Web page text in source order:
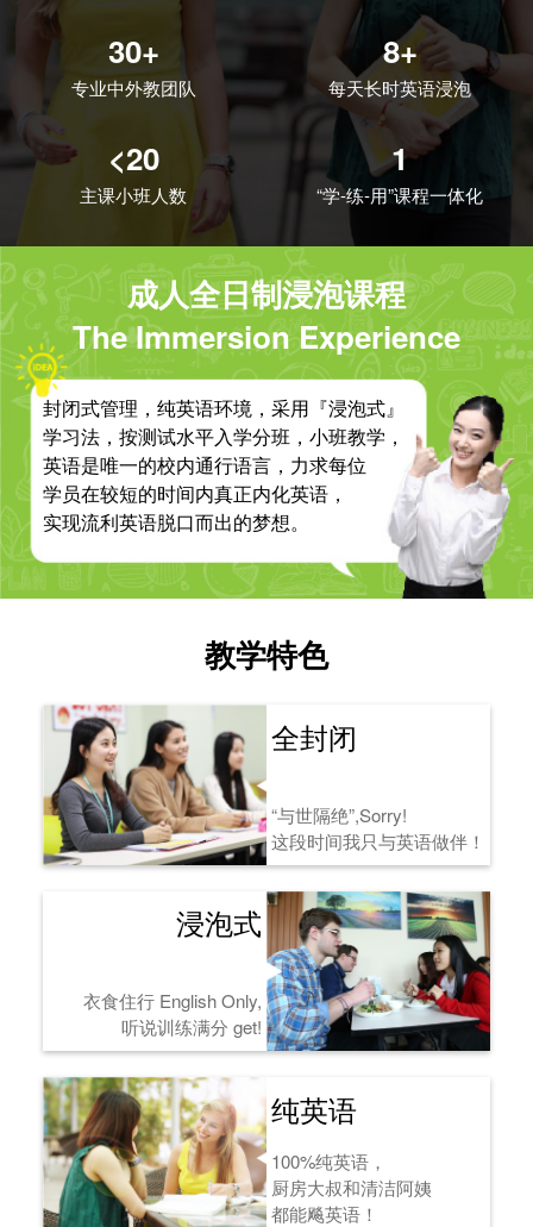
30+
专业中外教团队
8+
每天长时英语浸泡
<20
主课小班人数
1
“学-练-用”课程一体化
成人全日制浸泡课程
The Immersion Experience
封闭式管理，纯英语环境，采用『浸泡式』
学习法，按测试水平入学分班，小班教学，
英语是唯一的校内通行语言，力求每位
学员在较短的时间内真正内化英语，
实现流利英语脱口而出的梦想。
教学特色
全封闭
“与世隔绝”,Sorry!
这段时间我只与英语做伴！
浸泡式
衣食住行 English Only,
听说训练满分 get!
纯英语
100%纯英语，
厨房大叔和清洁阿姨
都能飚英语！